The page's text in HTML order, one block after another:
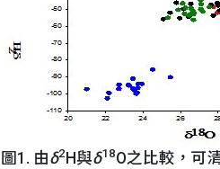
圖1. 由δ2H與δ18O之比較，可